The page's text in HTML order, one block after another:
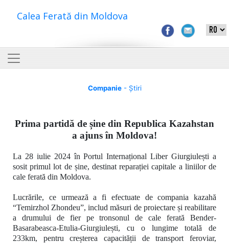
Calea Ferată din Moldova
Companie- Știri
Prima partidă de șine din Republica Kazahstan
a ajuns în Moldova!
La 28 iulie 2024 în Portul Internațional Liber Giurgiulești a
sosit primul lot de șine, destinat reparației capitale a liniilor de
cale ferată din Moldova.
Lucrările, ce urmează a fi efectuate de compania kazahă
“Temirzhol Zhondeu”, includ măsuri de proiectare și reabilitare
a drumului de fier pe tronsonul de cale ferată Bender-
Basarabeasca-Etulia-Giurgiulești, cu o lungime totală de
233km, pentru creșterea capacității de transport feroviar,